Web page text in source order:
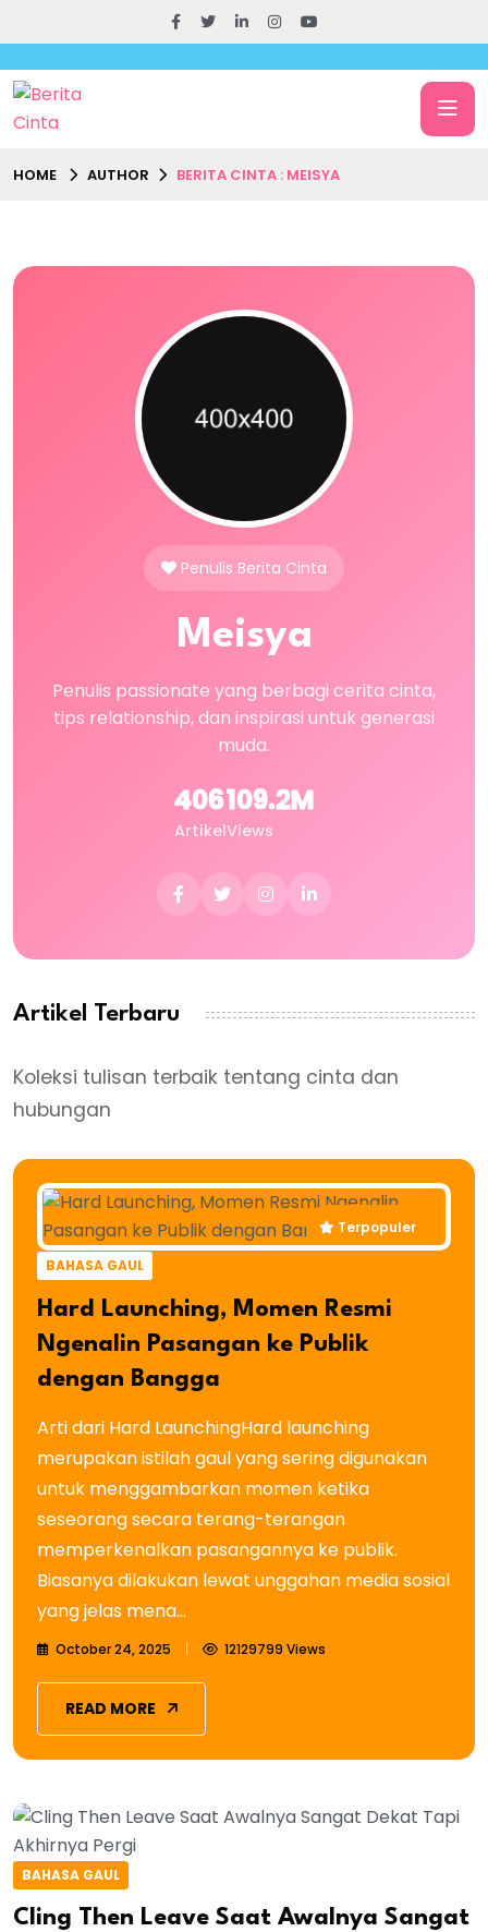
HOME AUTHOR BERITA CINTA : MEISYA
Penulis Berita Cinta
Meisya
Penulis passionate yang berbagi cerita cinta,
tips relationship, dan inspirasi untuk generasi
muda.
406
Artikel
109.2M
Views
Artikel Terbaru
Koleksi tulisan terbaik tentang cinta dan
hubungan
Terpopuler
BAHASA GAUL
Hard Launching, Momen Resmi
Ngenalin Pasangan ke Publik
dengan Bangga
Arti dari Hard LaunchingHard launching
merupakan istilah gaul yang sering digunakan
untuk menggambarkan momen ketika
seseorang secara terang-terangan
memperkenalkan pasangannya ke publik.
Biasanya dilakukan lewat unggahan media sosial
yang jelas mena...
October 24, 2025 12129799 Views
READ MORE
BAHASA GAUL
Cling Then Leave Saat Awalnya Sangat